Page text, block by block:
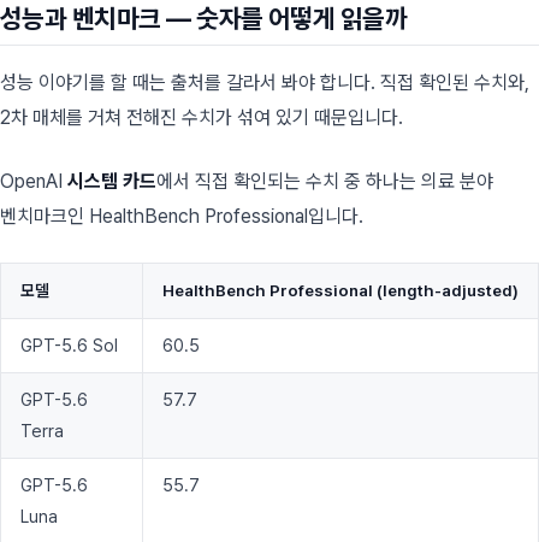
성능과 벤치마크 — 숫자를 어떻게 읽을까
성능 이야기를 할 때는 출처를 갈라서 봐야 합니다. 직접 확인된 수치와,
2차 매체를 거쳐 전해진 수치가 섞여 있기 때문입니다.
OpenAI 시스템 카드에서 직접 확인되는 수치 중 하나는 의료 분야
벤치마크인 HealthBench Professional입니다.
모델 HealthBench Professional (length-adjusted)
GPT-5.6 Sol 60.5
GPT-5.6
Terra
57.7
GPT-5.6
Luna
55.7